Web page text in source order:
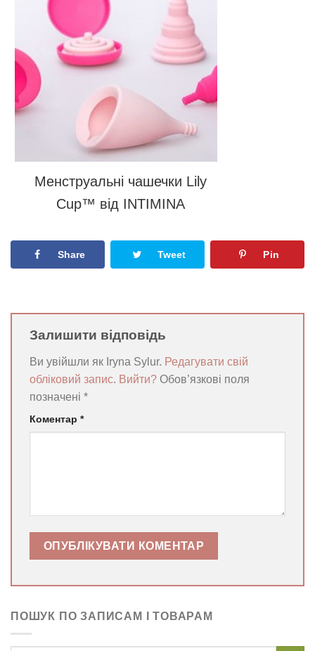
Менструальні чашечки Lily
Cup™ від INTIMINA
Share Tweet Pin
Залишити відповідь
Ви увійшли як Iryna Sylur. Редагувати свій
обліковий запис. Вийти? Обов’язкові поля
позначені *
Коментар *
ПОШУК ПО ЗАПИСАМ І ТОВАРАМ